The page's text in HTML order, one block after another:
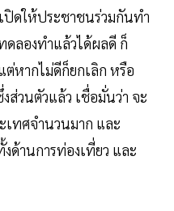
ปิดให้ประชาชนร่วมกันทำ
ดลองทำแล้วได้ผลดี ก็
หากไม่ดีก็ยกเลิก หรือ
ส่วนตัวแล้ว เชื่อมั่นว่า จะ
เทศจำนวนมาก และ
ด้านการท่องเที่ยว และ